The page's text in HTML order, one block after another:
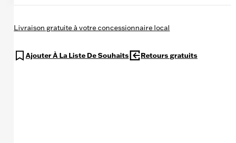
Livraison gratuite à votre concessionnaire local
Ajouter À La Liste De Souhaits Retours gratuits